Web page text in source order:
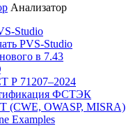
Анализатор
Studio
PVS-Studio
в 7.43
Р 71207–2024
ФСТЭК
(CWE, OWASP, MISRA)
Examples